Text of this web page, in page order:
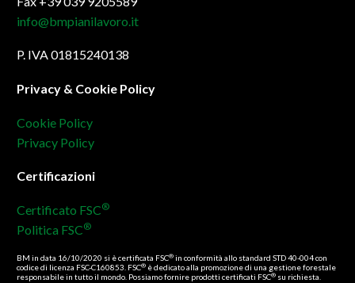
info@bmpianilavoro.it
P. IVA 01815240138
Privacy & Cookie Policy
Cookie Policy
Privacy Policy
Certificazioni
Certificato FSC®
Politica FSC®
BM in data 16/10/2020 si è certificata FSC® in conformità allo standard STD 40-004 con
codice di licenza FSC-C160853. FSC® è dedicato alla promozione di una gestione forestale
responsabile in tutto il mondo. Possiamo fornire prodotti certificati FSC® su richiesta.